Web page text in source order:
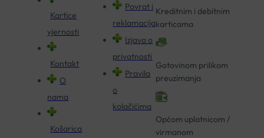
Kartice
vjernosti
Kontakt
O
nama
Košarica
Povrat i
reklamacija
Izjava o
privatnosti
Pravila
o
kolačićima
Kreditnim i debitnim
karticama
Gotovinom prilikom
preuzimanja
Općom uplatnicom /
virmanom